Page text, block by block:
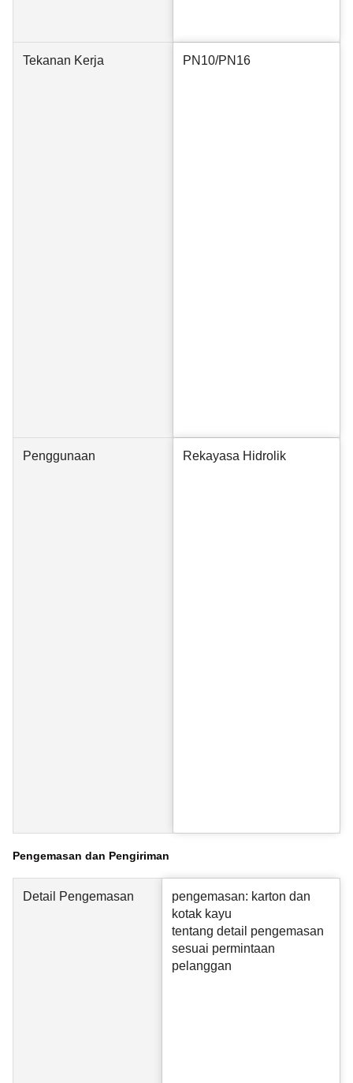
Tekanan Kerja PN10/PN16
Penggunaan Rekayasa Hidrolik
Pengemasan dan Pengiriman
Detail Pengemasan
pengemasan: karton dan
kotak kayu
tentang detail pengemasan
sesuai permintaan
pelanggan